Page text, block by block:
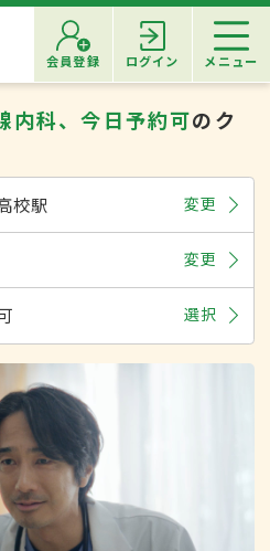
会員登録 ログイン メニュー
内科、今日予約可のク
校駅 変更
変更
選択